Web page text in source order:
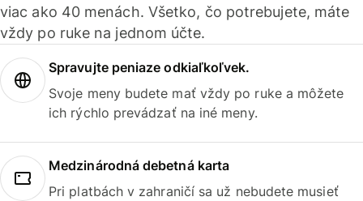
viac ako 40 menách. Všetko, čo potrebujete, máte
vždy po ruke na jednom účte.
Spravujte peniaze odkiaľkoľvek.
Svoje meny budete mať vždy po ruke a môžete
ich rýchlo prevádzať na iné meny.
Medzinárodná debetná karta
Pri platbách v zahraničí sa už nebudete musieť